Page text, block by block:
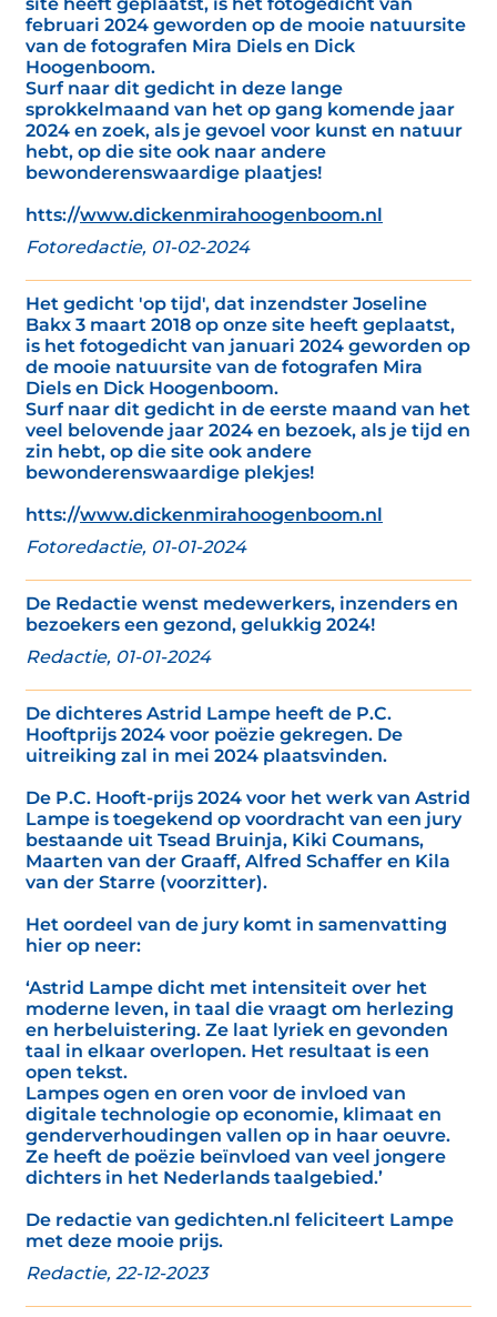
februari 2024 geworden op de mooie natuursite
van de fotografen Mira Diels en Dick
Hoogenboom.
Surf naar dit gedicht in deze lange
sprokkelmaand van het op gang komende jaar
2024 en zoek, als je gevoel voor kunst en natuur
hebt, op die site ook naar andere
bewonderenswaardige plaatjes!
htts://www.dickenmirahoogenboom.nl
Fotoredactie, 01-02-2024
Het gedicht 'op tijd', dat inzendster Joseline
Bakx 3 maart 2018 op onze site heeft geplaatst,
is het fotogedicht van januari 2024 geworden op
de mooie natuursite van de fotografen Mira
Diels en Dick Hoogenboom.
Surf naar dit gedicht in de eerste maand van het
veel belovende jaar 2024 en bezoek, als je tijd en
zin hebt, op die site ook andere
bewonderenswaardige plekjes!
htts://www.dickenmirahoogenboom.nl
Fotoredactie, 01-01-2024
De Redactie wenst medewerkers, inzenders en
bezoekers een gezond, gelukkig 2024!
Redactie, 01-01-2024
De dichteres Astrid Lampe heeft de P.C.
Hooftprijs 2024 voor poëzie gekregen. De
uitreiking zal in mei 2024 plaatsvinden.
De P.C. Hooft-prijs 2024 voor het werk van Astrid
Lampe is toegekend op voordracht van een jury
bestaande uit Tsead Bruinja, Kiki Coumans,
Maarten van der Graaff, Alfred Schaffer en Kila
van der Starre (voorzitter).
Het oordeel van de jury komt in samenvatting
hier op neer:
‘Astrid Lampe dicht met intensiteit over het
moderne leven, in taal die vraagt om herlezing
en herbeluistering. Ze laat lyriek en gevonden
taal in elkaar overlopen. Het resultaat is een
open tekst.
Lampes ogen en oren voor de invloed van
digitale technologie op economie, klimaat en
genderverhoudingen vallen op in haar oeuvre.
Ze heeft de poëzie beïnvloed van veel jongere
dichters in het Nederlands taalgebied.’
De redactie van gedichten.nl feliciteert Lampe
met deze mooie prijs.
Redactie, 22-12-2023